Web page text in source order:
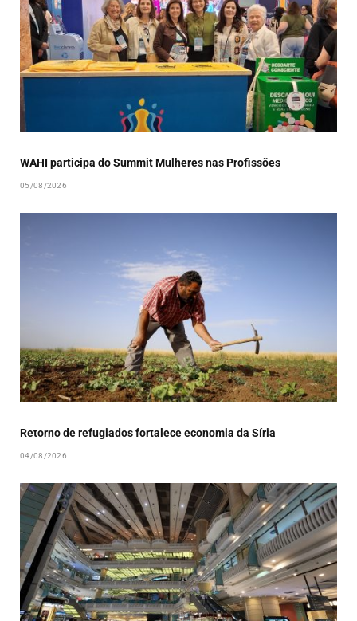
WAHI participa do Summit Mulheres nas Profissões
05/08/2026
Retorno de refugiados fortalece economia da Síria
04/08/2026